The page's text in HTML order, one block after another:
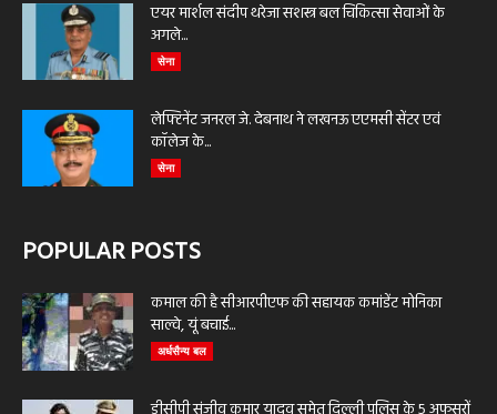
एयर मार्शल संदीप थरेजा सशस्त्र बल चिकित्सा सेवाओं के
अगले...
सेना
लेफ्टिनेंट जनरल जे. देबनाथ ने लखनऊ एएमसी सेंटर एवं
कॉलेज के...
सेना
POPULAR POSTS
कमाल की है सीआरपीएफ की सहायक कमांडेंट मोनिका
साल्वे, यूं बचाई...
अर्धसैन्य बल